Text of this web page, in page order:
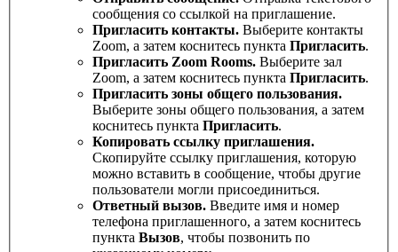
сообщения со ссылкой на приглашение.
Пригласить контакты. Выберите контакты
Zoom, а затем коснитесь пункта Пригласить.
Пригласить Zoom Rooms. Выберите зал
Zoom, а затем коснитесь пункта Пригласить.
Пригласить зоны общего пользования.
Выберите зоны общего пользования, а затем
коснитесь пункта Пригласить.
Копировать ссылку приглашения.
Скопируйте ссылку приглашения, которую
можно вставить в сообщение, чтобы другие
пользователи могли присоединиться.
Ответный вызов. Введите имя и номер
телефона приглашенного, а затем коснитесь
пункта Вызов, чтобы позвонить по